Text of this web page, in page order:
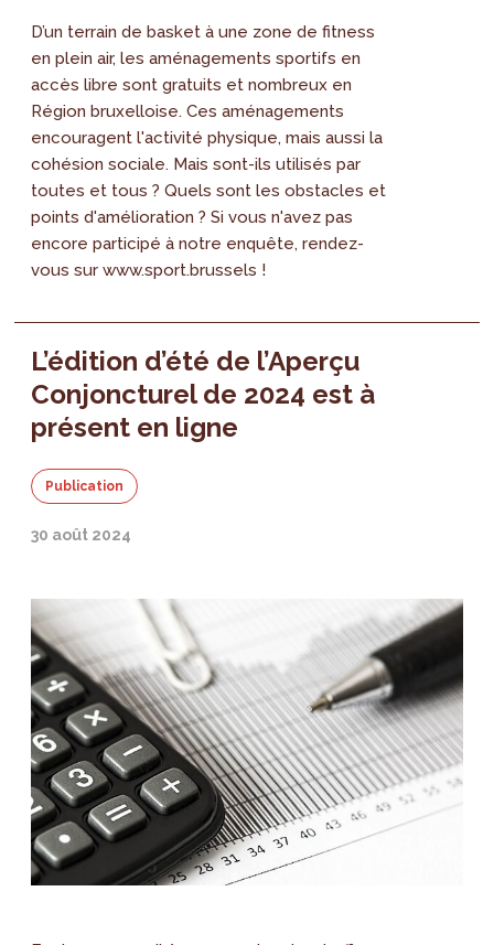
D’un terrain de basket à une zone de fitness
en plein air, les aménagements sportifs en
accès libre sont gratuits et nombreux en
Région bruxelloise. Ces aménagements
encouragent l'activité physique, mais aussi la
cohésion sociale. Mais sont-ils utilisés par
toutes et tous ? Quels sont les obstacles et
points d'amélioration ? Si vous n'avez pas
encore participé à notre enquête, rendez-
vous sur www.sport.brussels !
L’édition d’été de l’Aperçu
Conjoncturel de 2024 est à
présent en ligne
Publication
30 août 2024